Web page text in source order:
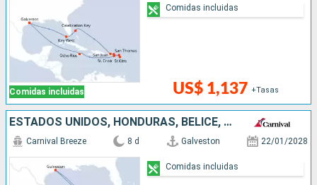
Comidas incluidas US$ 1,137 +Tasas
Comidas incluidas
ESTADOS UNIDOS, HONDURAS, BELICE, MÉXICO
Carnival Breeze 8 d Galveston 22/01/2028
Comidas incluidas